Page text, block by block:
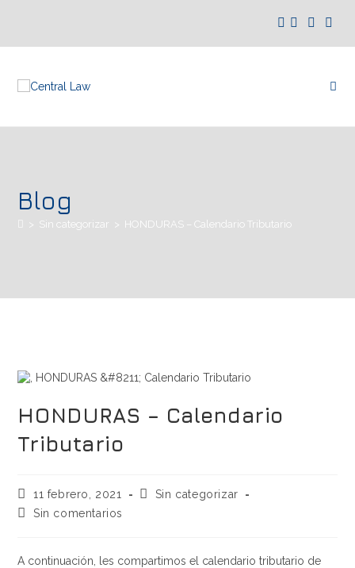
Blog
> Sin categorizar > HONDURAS – Calendario Tributario
HONDURAS – Calendario
Tributario
11 febrero, 2021
Sin categorizar
Sin comentarios
A continuación, les compartimos el calendario tributario de